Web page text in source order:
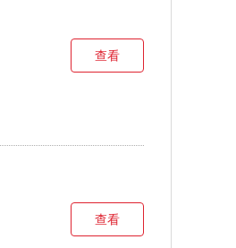
查看
查看